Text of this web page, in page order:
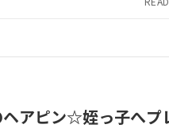
アピン☆姪っ子へプ